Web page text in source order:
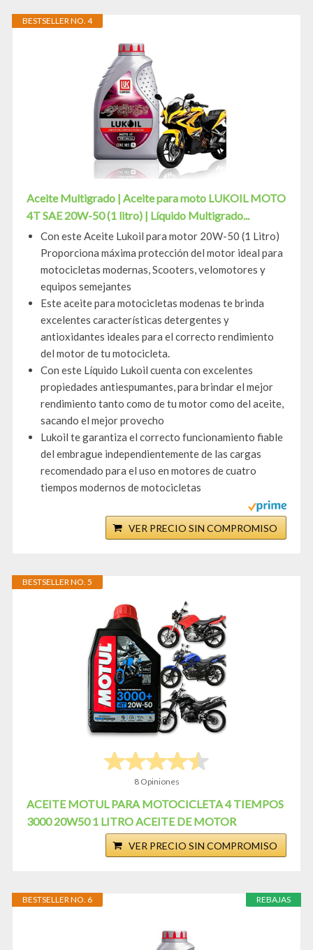
BESTSELLER NO. 4
Aceite Multigrado | Aceite para moto LUKOIL MOTO
4T SAE 20W-50 (1 litro) | Líquido Multigrado...
Con este Aceite Lukoil para motor 20W-50 (1 Litro)
Proporciona máxima protección del motor ideal para
motocicletas modernas, Scooters, velomotores y
equipos semejantes
Este aceite para motocicletas modenas te brinda
excelentes características detergentes y
antioxidantes ideales para el correcto rendimiento
del motor de tu motocicleta.
Con este Líquido Lukoil cuenta con excelentes
propiedades antiespumantes, para brindar el mejor
rendimiento tanto como de tu motor como del aceite,
sacando el mejor provecho
Lukoil te garantiza el correcto funcionamiento fiable
del embrague independientemente de las cargas
recomendado para el uso en motores de cuatro
tiempos modernos de motocicletas
VER PRECIO SIN COMPROMISO
BESTSELLER NO. 5
8 Opiniones
ACEITE MOTUL PARA MOTOCICLETA 4 TIEMPOS
3000 20W50 1 LITRO ACEITE DE MOTOR
VER PRECIO SIN COMPROMISO
REBAJAS
BESTSELLER NO. 6